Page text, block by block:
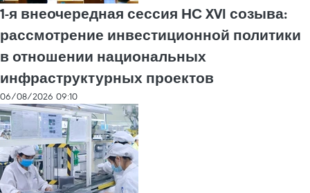
1-я внеочередная сессия НС XVI созыва:
рассмотрение инвестиционной политики
в отношении национальных
инфраструктурных проектов
06/08/2026 09:10